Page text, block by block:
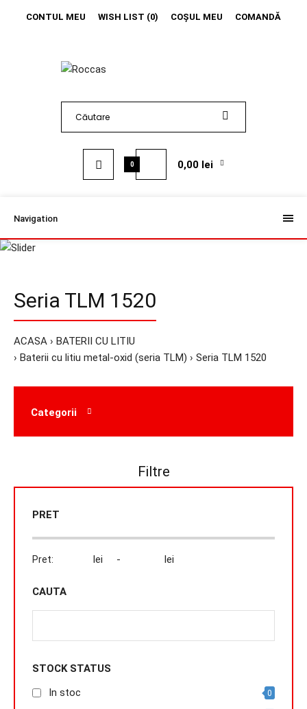
CONTUL MEU WISH LIST (0) COŞUL MEU COMANDĂ
0 0,00 lei
Navigation
Seria TLM 1520
ACASA
BATERII CU LITIU
Baterii cu litiu metal-oxid (seria TLM)
Seria TLM 1520
Categorii
Filtre
PRET
Pret: lei - lei
CAUTA
STOCK STATUS
In stoc
0